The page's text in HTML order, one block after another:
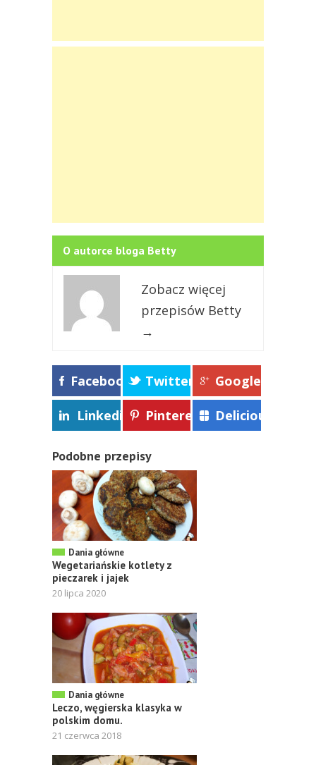
O autorce bloga Betty
Zobacz więcej
przepisów Betty
→
Facebook Twitter Google+
Linkedin Pinterest Delicious
Podobne przepisy
Dania główne
Wegetariańskie kotlety z
pieczarek i jajek
20 lipca 2020
Dania główne
Leczo, węgierska klasyka w
polskim domu.
21 czerwca 2018